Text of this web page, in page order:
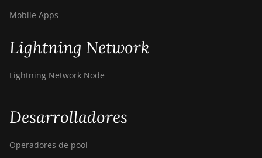
Mobile Apps
Lightning Network
Lightning Network Node
Desarrolladores
Operadores de pool